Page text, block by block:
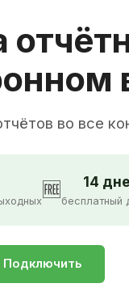
во все
🆓 14
бесплатный
Подключить